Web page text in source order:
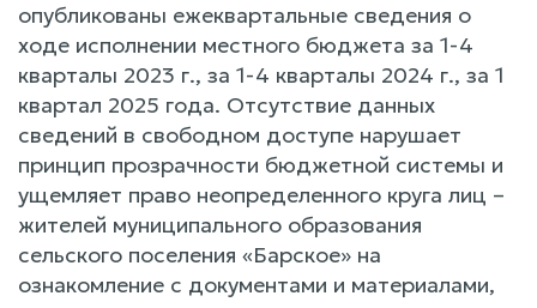
опубликованы ежеквартальные сведения о
ходе исполнении местного бюджета за 1-4
кварталы 2023 г., за 1-4 кварталы 2024 г., за 1
квартал 2025 года. Отсутствие данных
сведений в свободном доступе нарушает
принцип прозрачности бюджетной системы и
ущемляет право неопределенного круга лиц –
жителей муниципального образования
сельского поселения «Барское» на
ознакомление с документами и материалами,